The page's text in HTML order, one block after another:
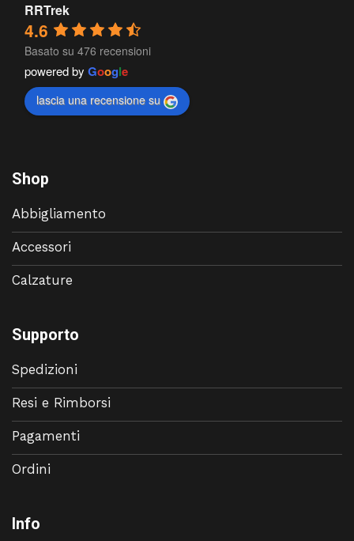
RRTrek
4.6
Basato su 476 recensioni
powered by Google
lascia una recensione su
Shop
Abbigliamento
Accessori
Calzature
Supporto
Spedizioni
Resi e Rimborsi
Pagamenti
Ordini
Info